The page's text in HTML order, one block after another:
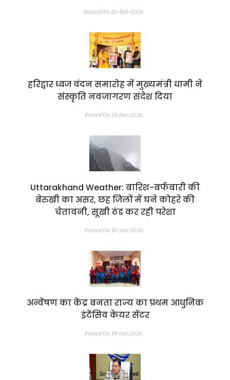
Posted On 20-Feb-2026
हरिद्वार ध्वज वंदन समारोह में मुख्यमंत्री धामी ने
संस्कृति नवजागरण संदेश दिया
Posted On 18-Jan-2026
Uttarakhand Weather: बारिश-बर्फबारी की
बेरुखी का असर, छह जिलों में घने कोहरे की
चेतावनी, सूखी ठंड कर रही परेशा
Posted On 10-Jan-2026
अन्वेंषण का केंद्र बनता राज्य का प्रथम आधुनिक
इंटेंसिव केयर सेंटर
Posted On 18-Jan-2026